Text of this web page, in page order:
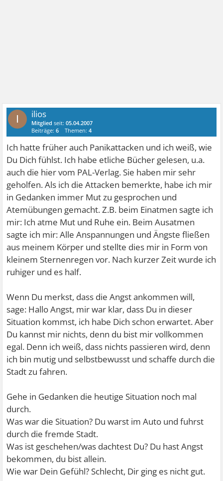
I ilios
Mitglied seit:05.04.2007
Beiträge:6 Themen:4
Ich hatte früher auch Panikattacken und ich weiß, wie
Du Dich fühlst. Ich habe etliche Bücher gelesen, u.a.
auch die hier vom PAL-Verlag. Sie haben mir sehr
geholfen. Als ich die Attacken bemerkte, habe ich mir
in Gedanken immer Mut zu gesprochen und
Atemübungen gemacht. Z.B. beim Einatmen sagte ich
mir: Ich atme Mut und Ruhe ein. Beim Ausatmen
sagte ich mir: Alle Anspannungen und Ängste fließen
aus meinem Körper und stellte dies mir in Form von
kleinem Sternenregen vor. Nach kurzer Zeit wurde ich
ruhiger und es half.
Wenn Du merkst, dass die Angst ankommen will,
sage: Hallo Angst, mir war klar, dass Du in dieser
Situation kommst, ich habe Dich schon erwartet. Aber
Du kannst mir nichts, denn du bist mir vollkommen
egal. Denn ich weiß, dass nichts passieren wird, denn
ich bin mutig und selbstbewusst und schaffe durch die
Stadt zu fahren.
Gehe in Gedanken die heutige Situation noch mal
durch.
Was war die Situation? Du warst im Auto und fuhrst
durch die fremde Stadt.
Was ist geschehen/was dachtest Du? Du hast Angst
bekommen, du bist allein.
Wie war Dein Gefühl? Schlecht, Dir ging es nicht gut.